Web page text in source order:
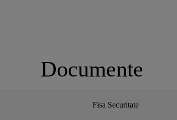
Documente
Fisa Securitate